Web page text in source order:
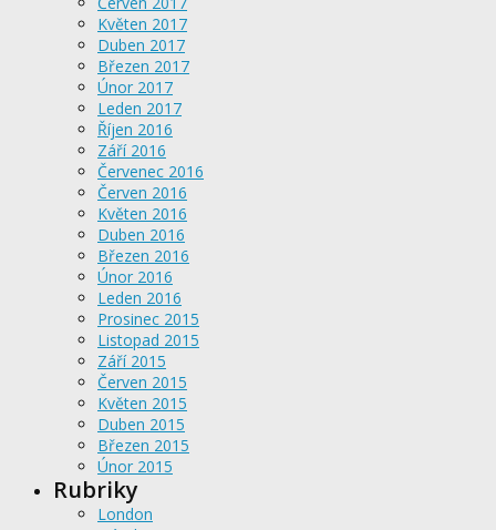
Květen 2017
Duben 2017
Březen 2017
Únor 2017
Leden 2017
Říjen 2016
Září 2016
Červenec 2016
Červen 2016
Květen 2016
Duben 2016
Březen 2016
Únor 2016
Leden 2016
Prosinec 2015
Listopad 2015
Září 2015
Červen 2015
Květen 2015
Duben 2015
Březen 2015
Únor 2015
Rubriky
London